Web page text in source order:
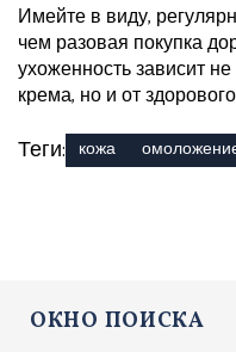
Имейте в виду,
чем разовая покупка
ухоженность зависит не
крема, но и от
Теги: кожа
ОКНО ПОИСКА